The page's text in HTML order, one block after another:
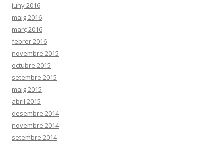
juny 2016
maig 2016
març 2016
febrer 2016
novembre 2015
octubre 2015
setembre 2015
maig 2015
abril 2015
desembre 2014
novembre 2014
setembre 2014